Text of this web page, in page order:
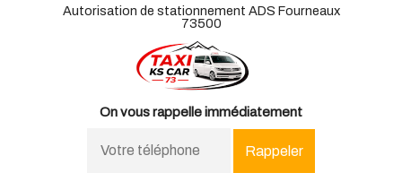
Autorisation de stationnement ADS Fourneaux
73500
On vous rappelle immédiatement
Taxi événements Modane -
KS CAR